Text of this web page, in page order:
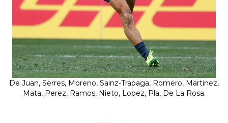
De Juan, Serres, Moreno, Sainz-Trapaga, Romero, Martinez,
Mata, Perez, Ramos, Nieto, Lopez, Pla, De La Rosa.